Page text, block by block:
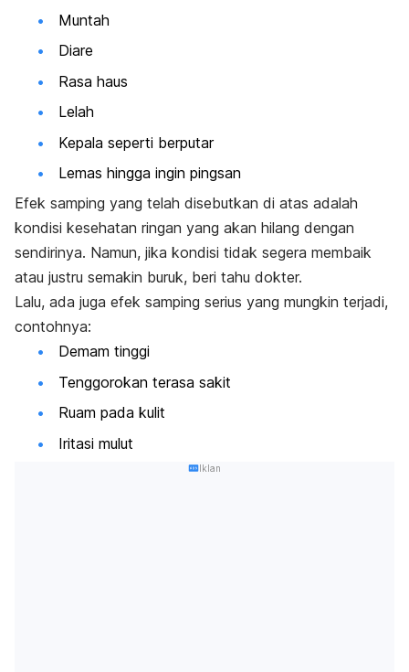
Muntah
Diare
Rasa haus
Lelah
Kepala seperti berputar
Lemas hingga ingin pingsan
Efek samping yang telah disebutkan di atas adalah
kondisi kesehatan ringan yang akan hilang dengan
sendirinya. Namun, jika kondisi tidak segera membaik
atau justru semakin buruk, beri tahu dokter.
Lalu, ada juga efek samping serius yang mungkin terjadi,
contohnya:
Demam tinggi
Tenggorokan terasa sakit
Ruam pada kulit
Iritasi mulut
Iklan